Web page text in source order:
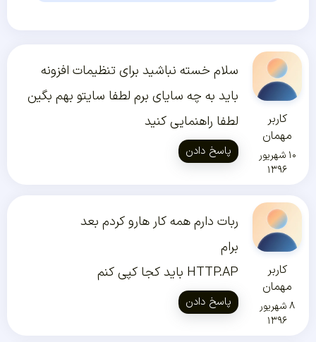
کاربر
مهمان
۱۰ شهریور
۱۳۹۶
سلام خسته نباشید برای تنظیمات افزونه
باید به چه سایای برم لطفا سایتو بهم بگین
لطفا راهنمایی کنید
پاسخ دادن
کاربر
مهمان
۸ شهریور
۱۳۹۶
ربات دارم همه کار هارو کردم بعد
برام
HTTP.AP باید کجا کپی کنم
پاسخ دادن